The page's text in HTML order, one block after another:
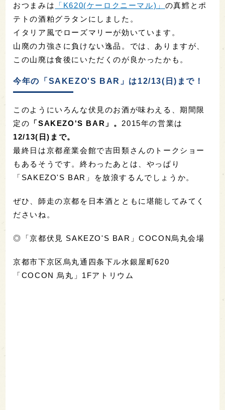
おつまみは
「K620(ケーロクニーマル)」 の真鱈とポ
テトの酒粕グラタンにしました。
イタリア風でローズマリーが効いています。
山廃の力強さに負けない逸品。では、ありますが、
この山廃は食後にいただくのが良かったかも。
今年の「SAKEZO'S BAR」は12/13(日)まで！
このようにいろんな伏見のお酒が味わえる、期間限
定の 「SAKEZO'S BAR」。 2015年の営業は
12/13(日)まで。
最終日は京都産業会館で吉田類さんのトークショー
もあるそうです。終わったあとは、やっぱり
「SAKEZO'S BAR」を放浪するんでしょうか。
ぜひ、師走の京都を日本酒とともに堪能してみてく
ださいね。
◎「京都伏見 SAKEZO'S BAR」COCON烏丸会場
京都市下京区烏丸通四条下ル水銀屋町620
「COCON 烏丸」1Fアトリウム